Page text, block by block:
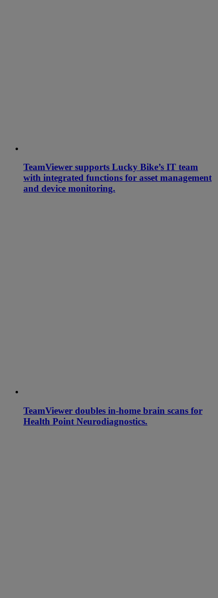
TeamViewer supports Lucky Bike’s IT team
with integrated functions for asset management
and device monitoring.
TeamViewer doubles in-home brain scans for
Health Point Neurodiagnostics.